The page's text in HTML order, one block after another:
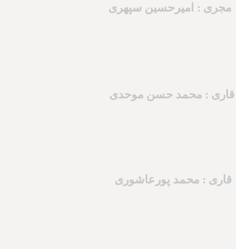
مجری : امیرحسین سپهری
قاری : محمد حسن موحدی
قاری : محمد پورعاشوری